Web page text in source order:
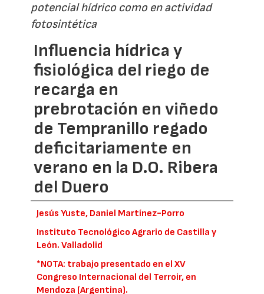
potencial hídrico como en actividad
fotosintética
Influencia hídrica y
fisiológica del riego de
recarga en
prebrotación en viñedo
de Tempranillo regado
deficitariamente en
verano en la D.O. Ribera
del Duero
Jesús Yuste, Daniel Martínez-Porro
Instituto Tecnológico Agrario de Castilla y
León. Valladolid
*NOTA: trabajo presentado en el XV
Congreso Internacional del Terroir, en
Mendoza (Argentina).